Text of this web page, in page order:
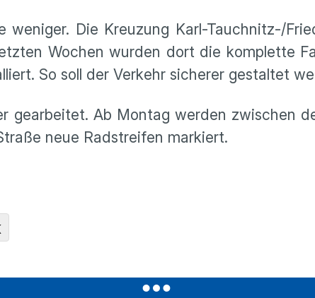
weniger. Die Kreuzung Karl-Tauchnitz-/
Wochen wurden dort die komplette
So soll der Verkehr sicherer gestaltet
gearbeitet. Ab Montag werden zwischen
neue Radstreifen markiert.